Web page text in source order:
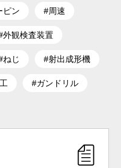
ピン #周速
外観検査装置
ねじ #射出成形機
#ガンドリル